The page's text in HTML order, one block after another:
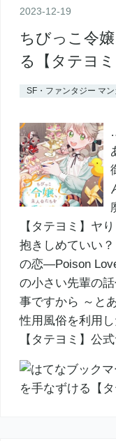
2023-12-19
ちびっこ令
る【タテヨ
SF・ファンタジー マ
【タテヨミ】ヤ
抱きしめていい
の恋―Poison
の小さい先輩の
事ですから ～と
性用風俗を利用
【タテヨミ】公